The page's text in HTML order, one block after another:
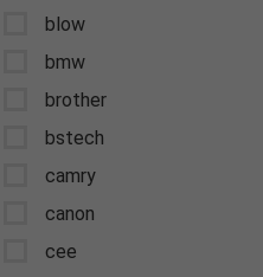
blow
bmw
brother
bstech
camry
canon
cee